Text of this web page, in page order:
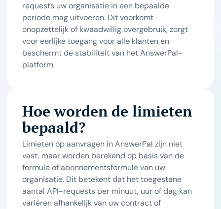
requests uw organisatie in een bepaalde
periode mag uitvoeren. Dit voorkomt
onopzettelijk of kwaadwillig overgebruik, zorgt
voor eerlijke toegang voor alle klanten en
beschermt de stabiliteit van het AnswerPal-
platform.
Hoe worden de limieten
bepaald?
Limieten op aanvragen in AnswerPal zijn niet
vast, maar worden berekend op basis van de
formule of abonnementsformule van uw
organisatie. Dit betekent dat het toegestane
aantal API-requests per minuut, uur of dag kan
variëren afhankelijk van uw contract of